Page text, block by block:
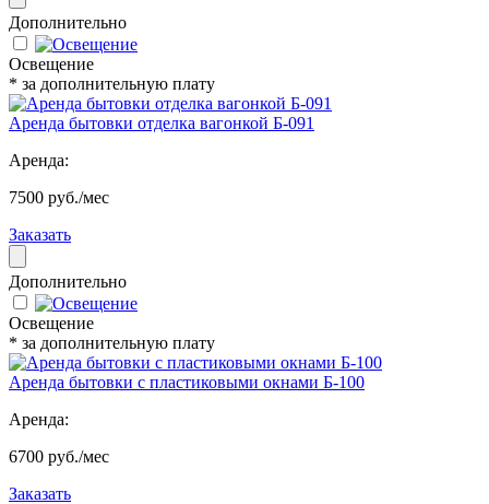
Дополнительно
Освещение
* за дополнительную плату
Аренда бытовки отделка вагонкой Б-091
Аренда:
7500 руб./мес
Заказать
Дополнительно
Освещение
* за дополнительную плату
Аренда бытовки с пластиковыми окнами Б-100
Аренда:
6700 руб./мес
Заказать